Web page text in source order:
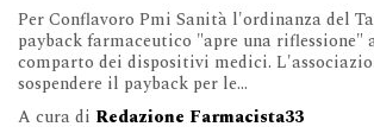
Per Conflavoro Pmi Sanità l'ordinanza del
payback farmaceutico "apre una riflessione"
comparto dei dispositivi medici.
sospendere il payback per le...
A cura di Redazione Farmacista33